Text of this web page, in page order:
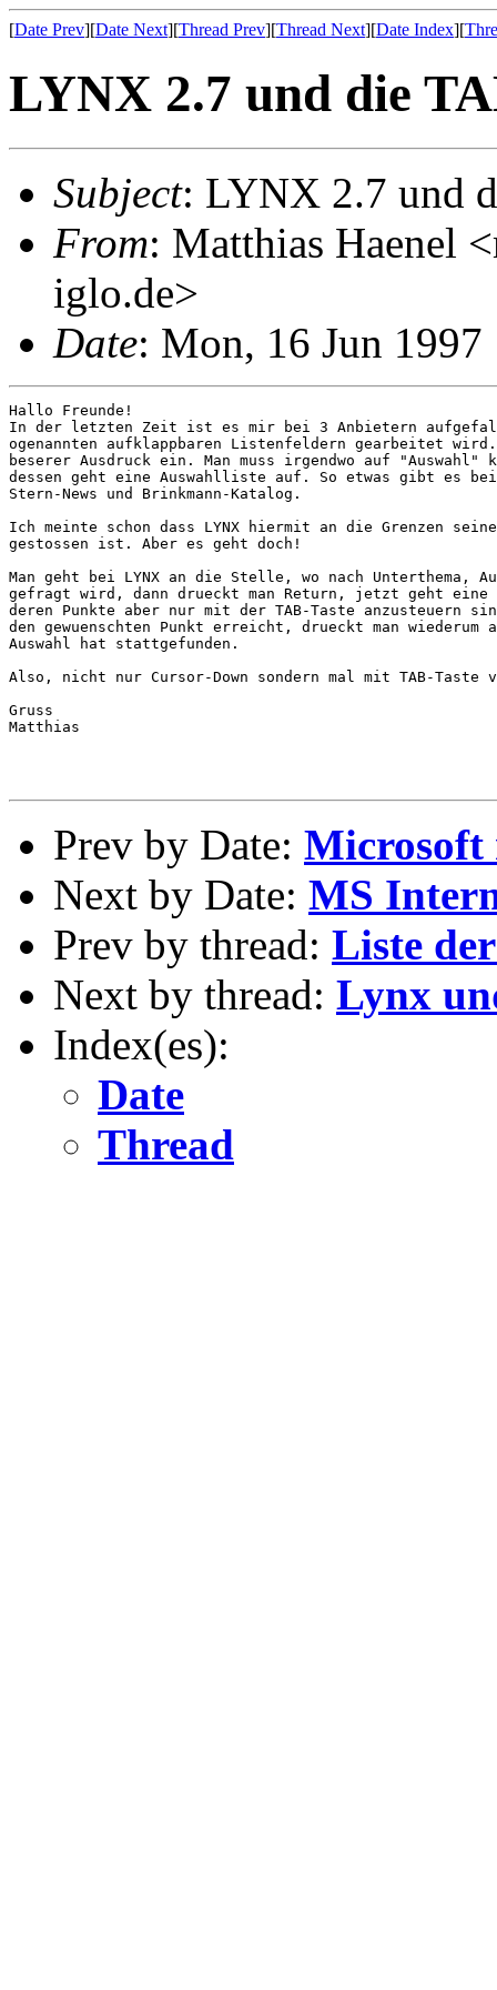
[Date Prev][Date Next][Thread Prev][Thread Next][Date Index][
LYNX 2.7 und die
Subject: LYNX 2.7 und
From: Matthias Haenel
iglo.de>
Date: Mon, 16 Jun
Hallo Freunde!
In der letzten Zeit ist es mir bei 3 Anbietern
ogenannten aufklappbaren Listenfeldern gearbeitet
beserer Ausdruck ein. Man muss irgendwo auf "Auswahl"
dessen geht eine Auswahlliste auf. So etwas gibt es bei
Stern-News und Brinkmann-Katalog.
Ich meinte schon dass LYNX hiermit an die Grenzen
gestossen ist. Aber es geht doch!
Man geht bei LYNX an die Stelle, wo nach Unterthema,
gefragt wird, dann drueckt man Return, jetzt geht
deren Punkte aber nur mit der TAB-Taste anzusteuern
den gewuenschten Punkt erreicht, drueckt man
Auswahl hat stattgefunden.
Also, nicht nur Cursor-Down sondern mal mit TAB-Taste
Gruss
Matthias
Prev by Date: Microsoft
Next by Date: MS
Prev by thread: Liste
Next by thread: Lynx
Index(es):
Date
Thread